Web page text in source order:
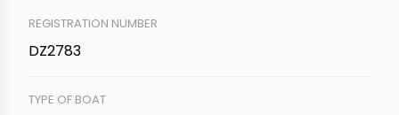
REGISTRATION NUMBER
DZ2783
TYPE OF BOAT